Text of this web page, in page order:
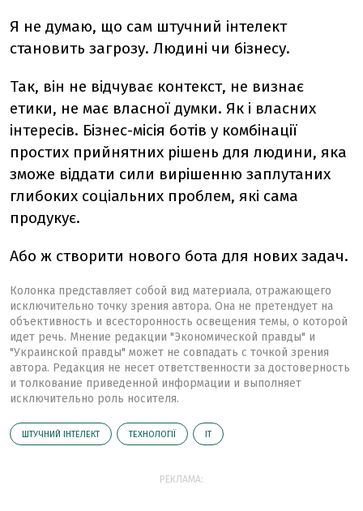
Я не думаю, що сам штучний інтелект
становить загрозу. Людині чи бізнесу.
Так, він не відчуває контекст, не визнає
етики, не має власної думки. Як і власних
інтересів. Бізнес-місія ботів у комбінації
простих прийнятних рішень для людини, яка
зможе віддати сили вирішенню заплутаних
глибоких соціальних проблем, які сама
продукує.
Або ж створити нового бота для нових задач.
Колонка представляет собой вид материала, отражающего
исключительно точку зрения автора. Она не претендует на
объективность и всесторонность освещения темы, о которой
идет речь. Мнение редакции "Экономической правды" и
"Украинской правды" может не совпадать с точкой зрения
автора. Редакция не несет ответственности за достоверность
и толкование приведенной информации и выполняет
исключительно роль носителя.
ШТУЧНИЙ ІНТЕЛЕКТ ТЕХНОЛОГІЇ ІТ
РЕКЛАМА: